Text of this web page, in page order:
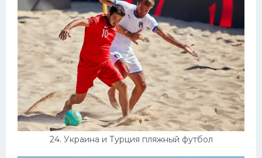
24. Украина и Турция пляжный футбол